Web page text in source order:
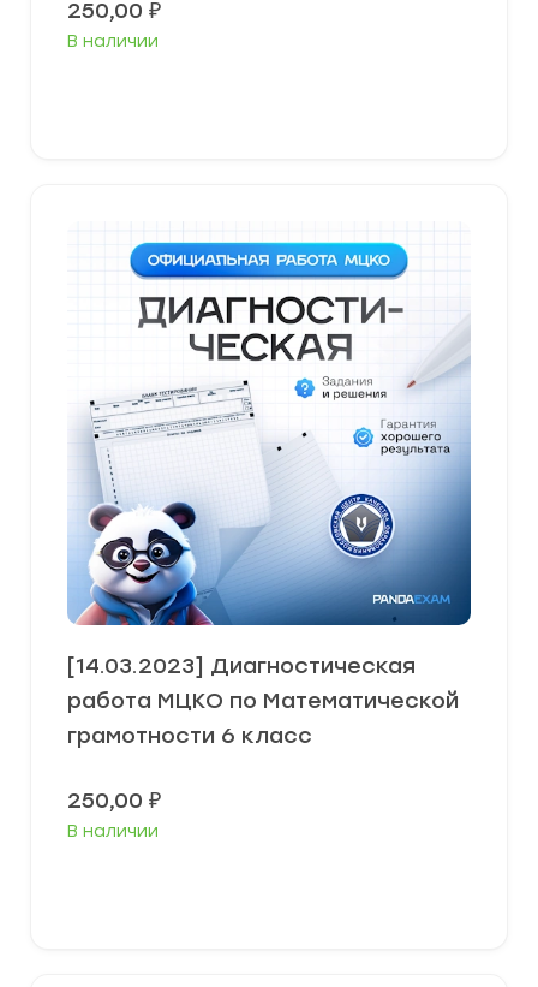
250,00 ₽
В наличии
[14.03.2023] Диагностическая
работа МЦКО по Математической
грамотности 6 класс
250,00 ₽
В наличии